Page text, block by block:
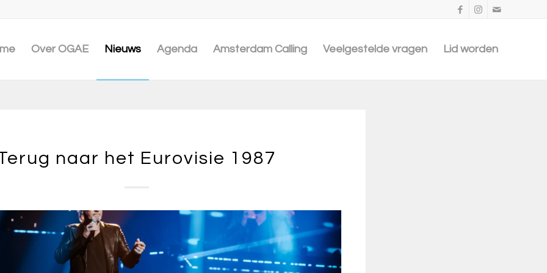
Over OGAE Nieuws Agenda Amsterdam Calling Veelgestelde vragen Lid worden
naar het Eurovisie 1987